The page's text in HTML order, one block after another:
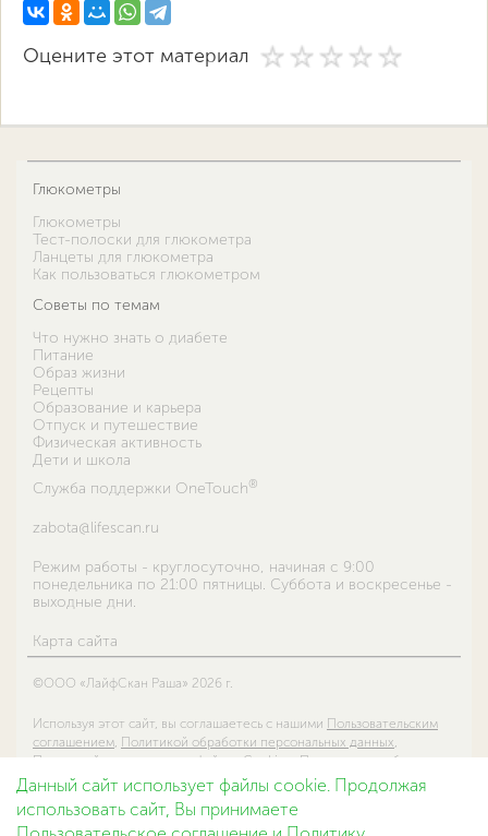
Оцените этот материал
Глюкометры
Глюкометры
Тест-полоски для глюкометра
Ланцеты для глюкометра
Как пользоваться глюкометром
Советы по темам
Что нужно знать о диабете
Питание
Образ жизни
Рецепты
Образование и карьера
Отпуск и путешествие
Физическая активность
Дети и школа
Служба поддержки OneTouch®
zabota@lifescan.ru
Режим работы - круглосуточно, начиная с 9:00
понедельника по 21:00 пятницы. Суббота и воскресенье -
выходные дни.
Карта сайта
©ООО «ЛайфСкан Раша» 2026 г.
Используя этот сайт, вы соглашаетесь с нашими Пользовательским
соглашением, Политикой обработки персональных данных,
Политикой использования файлов Cookie
Правилами сообществ в
социальных сетях ООО «ЛайфСкан Раша».
Этот сайт принадлежит компании ООО «ЛайфСкан Раша», которая
Данный сайт использует файлы cookie. Продолжая
использовать сайт, Вы принимаете